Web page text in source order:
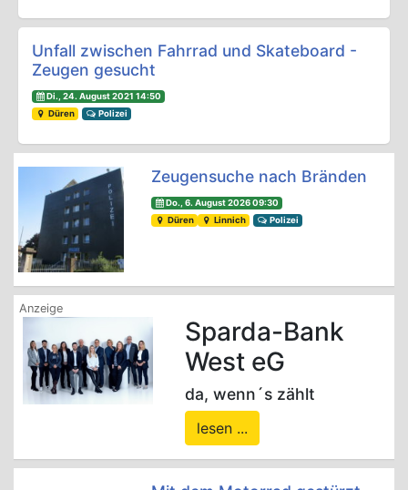
Unfall zwischen Fahrrad und Skateboard -
Zeugen gesucht
Di., 24. August 2021 14:50
Düren
Polizei
Zeugensuche nach Bränden
Do., 6. August 2026 09:30
Düren
Linnich Polizei
Sparda-Bank
West eG
da, wenn´s zählt
lesen ...